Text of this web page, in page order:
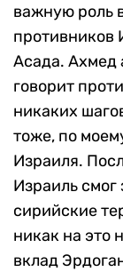
важную роль
противников
Асада. Ахмед
говорит
никаких
тоже, по
Израиля.
Израиль смог
сирийские
никак на это
вклад